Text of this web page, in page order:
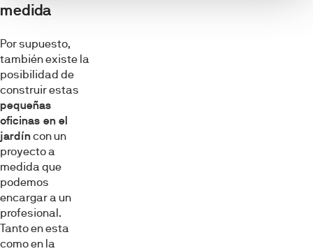
medida
Por supuesto,
también existe la
posibilidad de
construir estas
pequeñas
oficinas en el
jardíncon un
proyecto a
medida que
podemos
encargar a un
profesional.
Tanto en esta
como en la